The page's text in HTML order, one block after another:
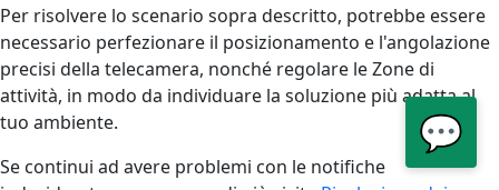
Per risolvere lo scenario sopra descritto, potrebbe essere
necessario perfezionare il posizionamento e l'angolazione
precisi della telecamera, nonché regolare le Zone di
attività, in modo da individuare la soluzione più adatta al
tuo ambiente.
Se continui ad avere problemi con le notifiche
💬